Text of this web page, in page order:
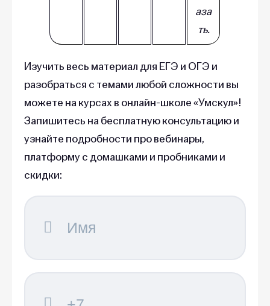
аза
ть.
Изучить весь материал для ЕГЭ и ОГЭ и
разобраться с темами любой сложности вы
можете на курсах в онлайн-школе «Умскул»!
Запишитесь на бесплатную консультацию и
узнайте подробности про вебинары,
платформу с домашками и пробниками и
скидки: